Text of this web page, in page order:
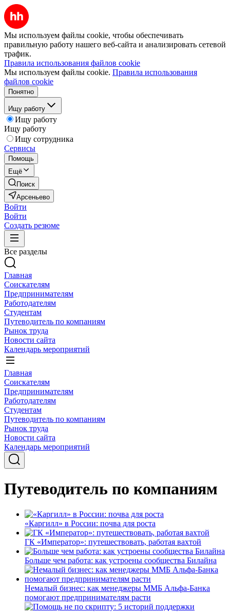
Мы используем файлы cookie, чтобы обеспечивать
правильную работу нашего веб-сайта и анализировать сетевой
трафик.
Правила использования файлов cookie
Мы используем файлы cookie. Правила использования
файлов cookie
Понятно
Ищу работу
Ищу работу
Ищу работу
Ищу сотрудника
Сервисы
Помощь
Ещё
Поиск
Арсеньево
Войти
Войти
Создать резюме
Все разделы
Главная
Соискателям
Предпринимателям
Работодателям
Студентам
Путеводитель по компаниям
Рынок труда
Новости сайта
Календарь мероприятий
Главная
Соискателям
Предпринимателям
Работодателям
Студентам
Путеводитель по компаниям
Рынок труда
Новости сайта
Календарь мероприятий
Путеводитель по компаниям
«Каргилл» в России: почва для роста
ГК «Император»: путешествовать, работая вахтой
Больше чем работа: как устроены сообщества Билайна
Немалый бизнес: как менеджеры ММБ Альфа-Банка
помогают предпринимателям расти